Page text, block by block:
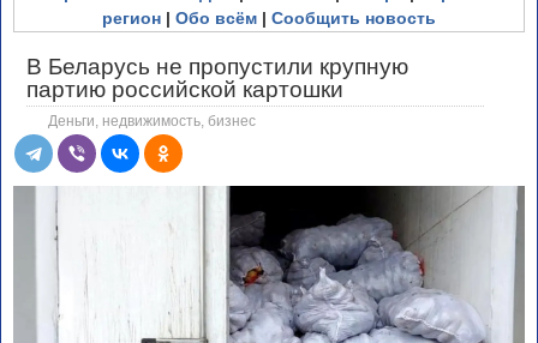
регион | Обо всём | Сообщить новость
В Беларусь не пропустили крупную
партию российской картошки
Деньги, недвижимость, бизнес